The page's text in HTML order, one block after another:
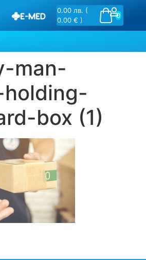
0
0.00 лв. (
0.00 € )
man-
box (1)